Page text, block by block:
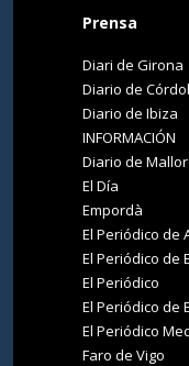
Prensa
Diari de Girona
Diario de
Diario de Ibiza
INFORMACIÓN
Diario de
El Día
Empordà
El Periódico de
El Periódico de
El Periódico
El Periódico de
El Periódico
Faro de Vigo